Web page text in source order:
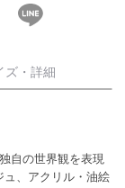
facebook
ズ・詳細
自の世界観を表現
、アクリル・油絵